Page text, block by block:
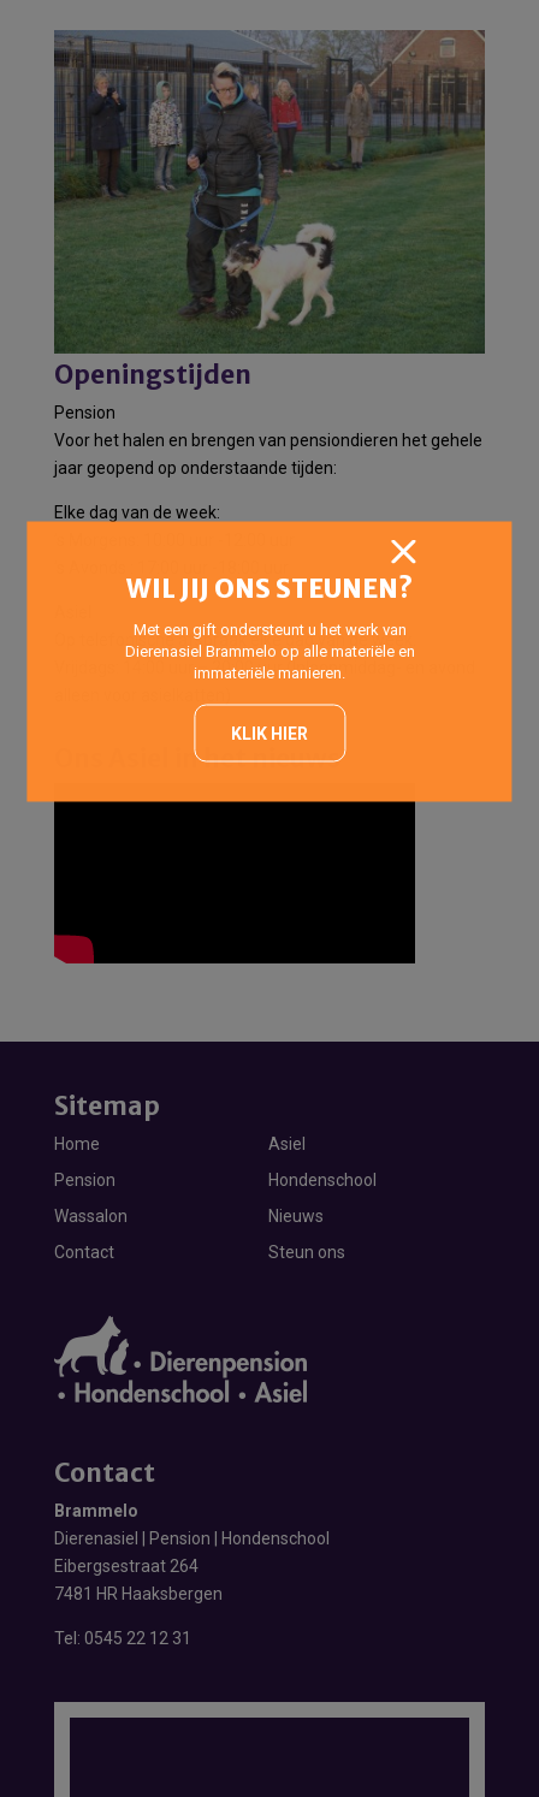
Openingstijden
Pension
Voor het halen en brengen van pensiondieren het gehele
jaar geopend op onderstaande tijden:
Elke dag van de week:
Op telefonische afspraak elke dag van de week.
Vrijdags: 14:00 uur – 20:00 uur (Inloopmiddag- en avond
Ons Asiel in het nieuws
WIL JIJ ONS STEUNEN?
Met een gift ondersteunt u het werk van
Dierenasiel Brammelo op alle materiële en
immateriële manieren.
KLIK HIER
Sitemap
Home
Asiel
Pension
Hondenschool
Wassalon
Nieuws
Contact
Steun ons
Contact
Brammelo
Dierenasiel | Pension | Hondenschool
Eibergsestraat 264
7481 HR Haaksbergen
Tel: 0545 22 12 31